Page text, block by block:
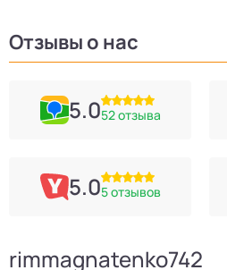
Отзывы о нас
5.052 отзыва
5.05 отзывов
rimmagnatenko742